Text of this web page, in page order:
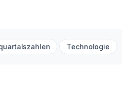
Technologie